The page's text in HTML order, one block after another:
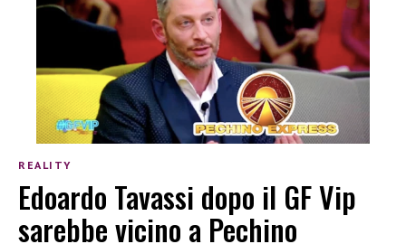
REALITY
Edoardo Tavassi dopo il GF Vip
sarebbe vicino a Pechino